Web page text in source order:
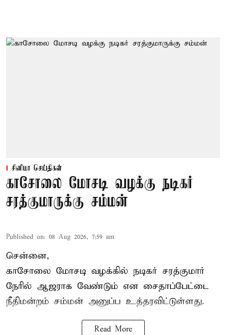
சினிமா செய்திகள்
காசோலை மோசடி வழக்கு நடிகர்
சரத்குமாருக்கு சம்மன்
Published on: 08 Aug 2026, 7:59 am
சென்னை,
காசோலை மோசடி வழக்கில் நடிகர் சரத்குமார்
நேரில் ஆஜராக வேண்டும் என சைதாப்பேட்டை
நீதிமன்றம் சம்மன் அனுப்ப உத்தரவிட்டுள்ளது.
Read More